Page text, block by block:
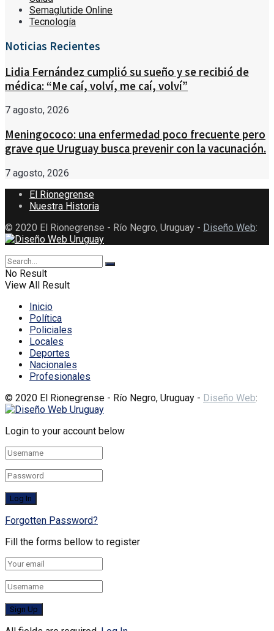
Semaglutide Online
Tecnología
Noticias Recientes
Lidia Fernández cumplió su sueño y se recibió de
médica: “Me caí, volví, me caí, volví”
7 agosto, 2026
Meningococo: una enfermedad poco frecuente pero
grave que Uruguay busca prevenir con la vacunación.
7 agosto, 2026
El Rionegrense
Nuestra Historia
© 2020 El Rionegrense - Río Negro, Uruguay - Diseño Web:
No Result
View All Result
Inicio
Política
Policiales
Locales
Deportes
Nacionales
Profesionales
© 2020 El Rionegrense - Río Negro, Uruguay - Diseño Web:
Login to your account below
Forgotten Password?
Fill the forms bellow to register